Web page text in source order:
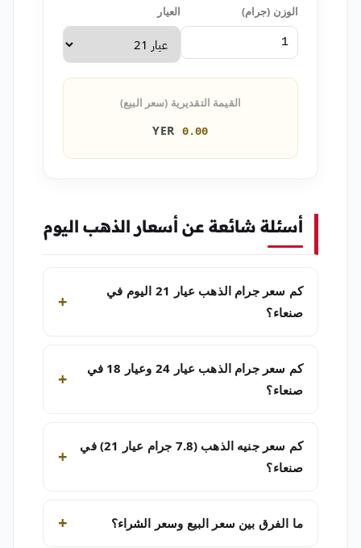
الوزن (جرام) العيار
القيمة التقديرية (سعر البيع)
0.00
YER
أسئلة شائعة عن أسعار الذهب اليوم
كم سعر جرام الذهب عيار 21 اليوم في
صنعاء؟
كم سعر جرام الذهب عيار 24 وعيار 18 في
صنعاء؟
كم سعر جنيه الذهب (7.8 جرام عيار 21) في
صنعاء؟
ما الفرق بين سعر البيع وسعر الشراء؟